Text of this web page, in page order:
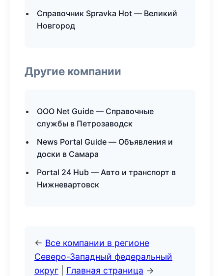
Справочник Spravka Hot — Великий
Новгород
Другие компании
ООО Net Guide — Справочные
службы в Петрозаводск
News Portal Guide — Объявления и
доски в Самара
Portal 24 Hub — Авто и транспорт в
Нижневартовск
← Все компании в регионе
Северо-Западный федеральный
округ
Главная страница →